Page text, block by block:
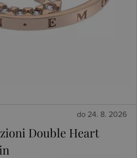
do 24. 8. 2026
Double Heart